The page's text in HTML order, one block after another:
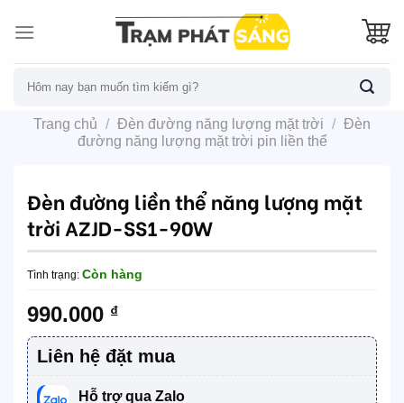
Tìm
Trang chủ / Đèn đường năng lượng mặt trời / Đèn
đường năng lượng mặt trời pin liền thể
Đèn đường liền thể năng lượng mặt
trời AZJD-SS1-90W
Tình trạng: Còn hàng
990.000 ₫
Liên hệ đặt mua
Hỗ trợ qua Zalo